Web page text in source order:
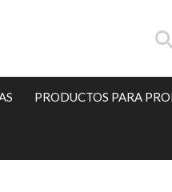
PRODUCTOS PARA